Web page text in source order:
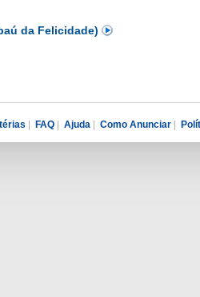
da Felicidade)
FAQ Ajuda Como Anunciar